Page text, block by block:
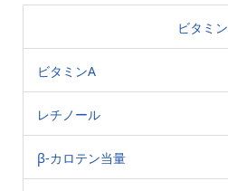
ビタミン
ビタミンA
レチノール
β-カロテン当量